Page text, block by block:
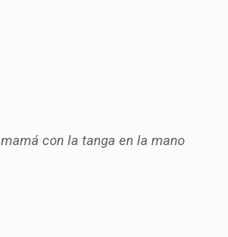
con la tanga en la mano